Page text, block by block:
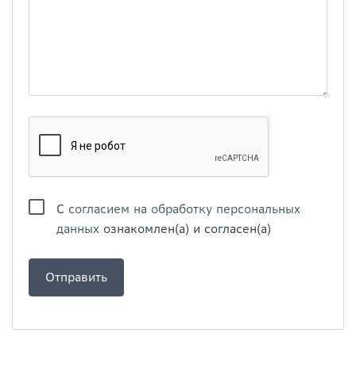
С согласием на обработку персональных
данных ознакомлен(а) и согласен(а)